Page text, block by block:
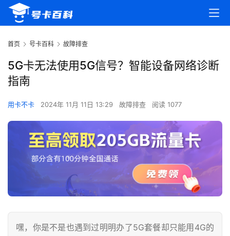
首页 号卡百科 故障排查
5G卡无法使用5G信号？智能设备网络诊断
指南
用卡不卡 2024年 11月 11日 13:29 故障排查 阅读 1077
嘿，你是不是也遇到过明明办了5G套餐却只能用4G的